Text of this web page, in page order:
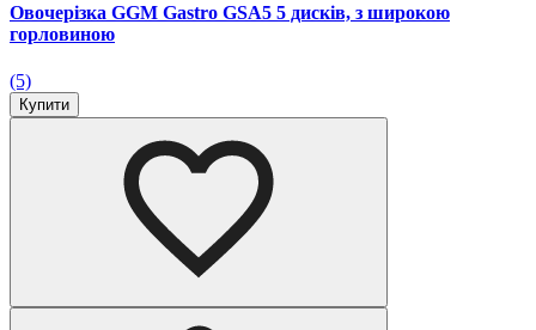
Овочерізка GGM Gastro GSA5 5 дисків, з широкою
горловиною
(5)
Купити